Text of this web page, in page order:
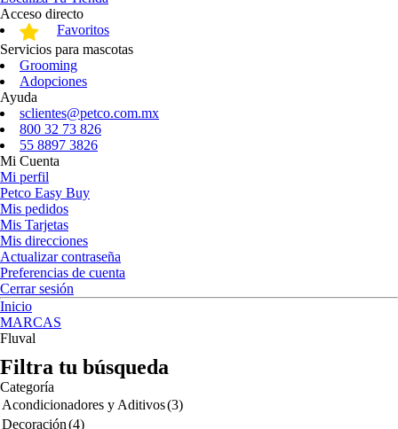
Acceso directo
Favoritos
Servicios para mascotas
Grooming
Adopciones
Ayuda
sclientes@petco.com.mx
800 32 73 826
55 8897 3826
Mi Cuenta
Mi perfil
Petco Easy Buy
Mis pedidos
Mis Tarjetas
Mis direcciones
Actualizar contraseña
Preferencias de cuenta
Cerrar sesión
Inicio
MARCAS
Fluval
Filtra tu búsqueda
Categoría
Acondicionadores y Aditivos(3)
Decoración(4)